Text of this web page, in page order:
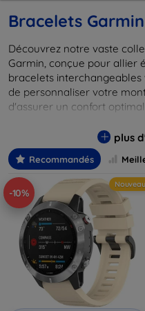
Bracelets Garmin
Découvrez notre vaste
Garmin, conçue pour allier
bracelets
de personnaliser votre
d'assurer un confort
classique ou chic, notre
besoins. Fabriqués à partir
comme le silicone, le cuir
bracelets sont durables et
facilement de bracelet
votre tenue du jour ou à
meilleur des accessoires
l'utilisation de votre montre
plus
Recommandés
-10%
Nouveau